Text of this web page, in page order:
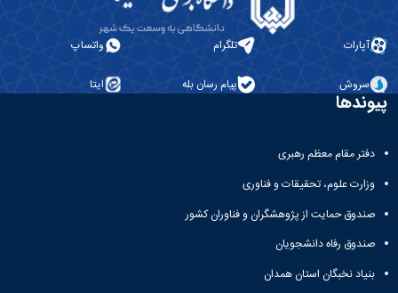
ملی
شرکت
های
بنیان
آئین
نامه ها
فرآیندها
آئین
نامه
نامه
آپارات تلگرام واتساپ
سروش پیام رسان بله ایتا
پیوندها
دفتر مقام معظم رهبری
وزارت علوم، تحقیقات و فناوری
صندوق حمایت از پژوهشگران و فناوران کشور
صندوق رفاه دانشجویان
بنیاد نخبگان استان همدان